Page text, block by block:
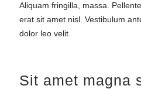
Aliquam fringilla, massa.
erat sit amet nisl. Vestibulum
dolor leo velit.
Sit amet magna